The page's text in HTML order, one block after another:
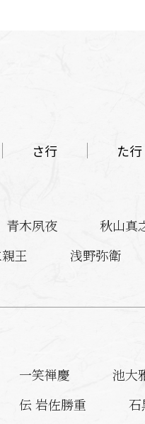
さ行 た行
青木夙夜 秋山真
王 浅野弥衛
一笑禅慶 池大
伝 岩佐勝重 石